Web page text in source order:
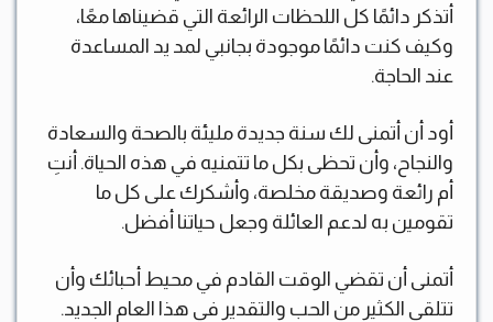
أتذكر دائمًا كل اللحظات الرائعة التي قضيناها معًا،
وكيف كنت دائمًا موجودة بجانبي لمد يد المساعدة
عند الحاجة.
أود أن أتمنى لك سنة جديدة مليئة بالصحة والسعادة
والنجاح، وأن تحظى بكل ما تتمنيه في هذه الحياة. أنتِ
أم رائعة وصديقة مخلصة، وأشكرك على كل ما
تقومين به لدعم العائلة وجعل حياتنا أفضل.
أتمنى أن تقضي الوقت القادم في محيط أحبائك وأن
تتلقى الكثير من الحب والتقدير في هذا العام الجديد.